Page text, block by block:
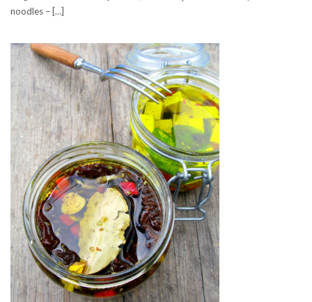
noodles – […]